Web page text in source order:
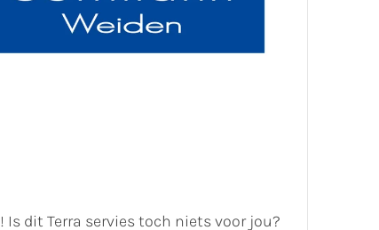
! Is dit Terra servies toch niets voor jou?